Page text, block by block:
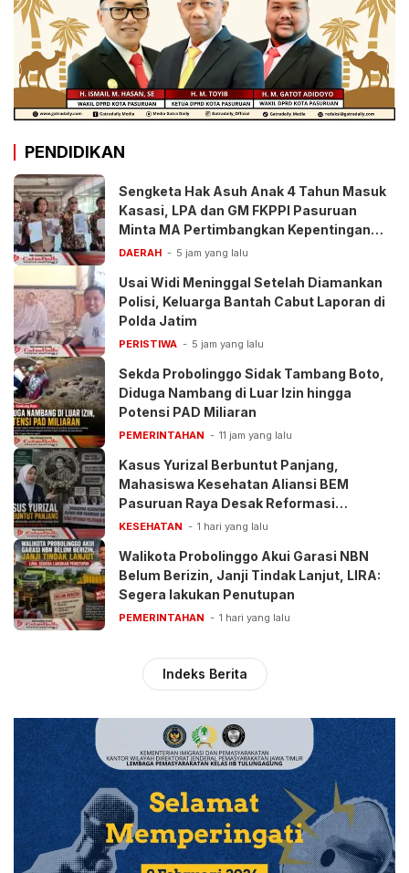
PENDIDIKAN
Sengketa Hak Asuh Anak 4 Tahun Masuk
Kasasi, LPA dan GM FKPPI Pasuruan
Minta MA Pertimbangkan Kepentingan
Anak
DAERAH 5 jam yang lalu
Usai Widi Meninggal Setelah Diamankan
Polisi, Keluarga Bantah Cabut Laporan di
Polda Jatim
PERISTIWA 5 jam yang lalu
Sekda Probolinggo Sidak Tambang Boto,
Diduga Nambang di Luar Izin hingga
Potensi PAD Miliaran
PEMERINTAHAN 11 jam yang lalu
Kasus Yurizal Berbuntut Panjang,
Mahasiswa Kesehatan Aliansi BEM
Pasuruan Raya Desak Reformasi
Pelayanan BPJS
KESEHATAN 1 hari yang lalu
Walikota Probolinggo Akui Garasi NBN
Belum Berizin, Janji Tindak Lanjut, LIRA:
Segera lakukan Penutupan
PEMERINTAHAN 1 hari yang lalu
Indeks Berita